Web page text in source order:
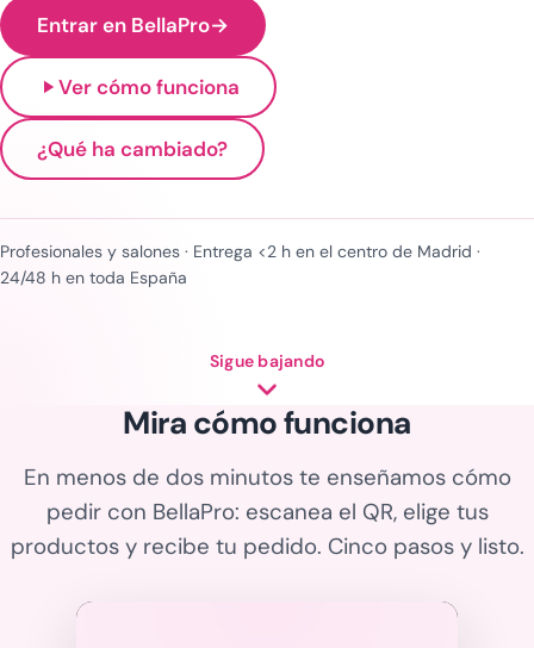
Entrar en BellaPro→
Ver cómo funciona
¿Qué ha cambiado?
Profesionales y salones · Entrega <2 h en el centro de Madrid ·
24/48 h en toda España
Sigue bajando
Mira cómo funciona
En menos de dos minutos te enseñamos cómo
pedir con BellaPro: escanea el QR, elige tus
productos y recibe tu pedido. Cinco pasos y listo.